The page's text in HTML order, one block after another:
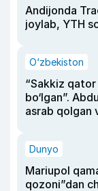
Andijonda
joylab, YTH
O‘zbekiston
“Sakkiz
bo‘lgan”.
asrab qolgan
Dunyo
Mariupol
qozoni”dan